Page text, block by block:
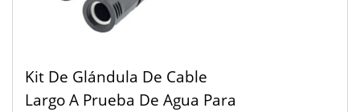
Kit De Glándula De Cable
Largo A Prueba De Agua Para